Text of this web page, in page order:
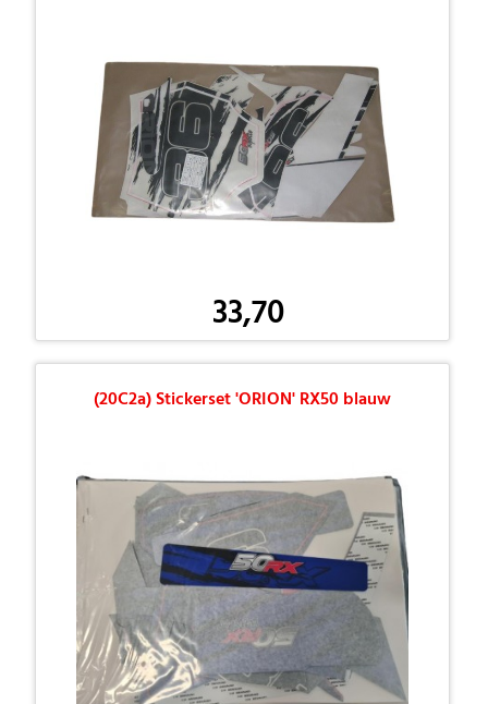
33,70
(20C2a) Stickerset 'ORION' RX50 blauw